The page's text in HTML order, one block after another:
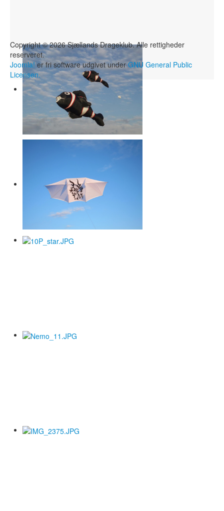
Copyright © 2026 Sjællands Drageklub. Alle rettigheder
reserveret.
Joomla!er fri software udgivet underGNU General Public
Licensen.